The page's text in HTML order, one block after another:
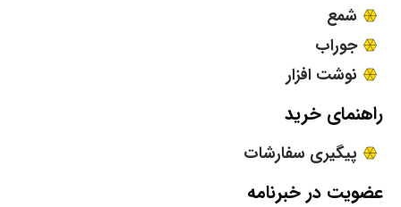
شمع
جوراب
نوشت افزار
راهنمای خرید
پیگیری سفارشات
عضویت در خبرنامه